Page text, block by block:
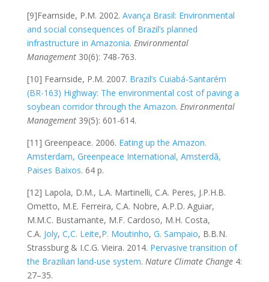
[9]Fearnside, P.M. 2002. Avança Brasil: Environmental
and social consequences of Brazil’s planned
infrastructure in Amazonia. Environmental
Management30(6): 748-763.
[10] Fearnside, P.M. 2007. Brazil’s Cuiabá-Santarém
(BR-163) Highway: The environmental cost of paving a
soybean corridor through the Amazon. Environmental
Management 39(5): 601-614.
[11] Greenpeace. 2006. Eating up the Amazon.
Amsterdam, Greenpeace International, Amsterdã,
Paises Baixos. 64 p.
[12] Lapola, D.M., L.A. Martinelli, C.A. Peres, J.P.H.B.
Ometto, M.E. Ferreira, C.A. Nobre, A.P.D. Aguiar,
M.M.C. Bustamante, M.F. Cardoso, M.H. Costa,
C.A. Joly, C,C. Leite,P. Moutinho, G. Sampaio, B.B.N.
Strassburg & I.C.G. Vieira. 2014. Pervasive transition of
the Brazilian land-use system. Nature Climate Change4:
27–35.